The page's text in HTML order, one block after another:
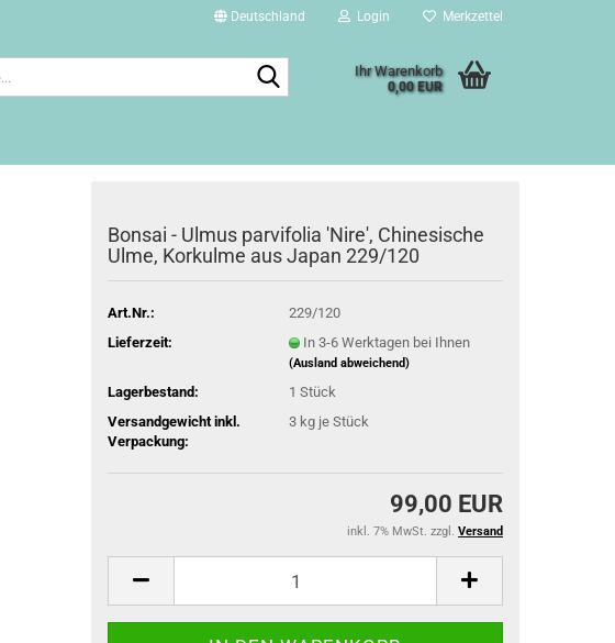
Deutschland Login Merkzettel
Ihr Warenkorb
0,00 EUR
Bonsai - Ulmus parvifolia 'Nire', Chinesische
Ulme, Korkulme aus Japan 229/120
Art.Nr.:
229/120
Lieferzeit:
In 3-6 Werktagen bei Ihnen
(Ausland abweichend)
Lagerbestand: 1 Stück
Versandgewicht inkl.
Verpackung:
3 kg je Stück
99,00 EUR
inkl. 7% MwSt. zzgl. Versand